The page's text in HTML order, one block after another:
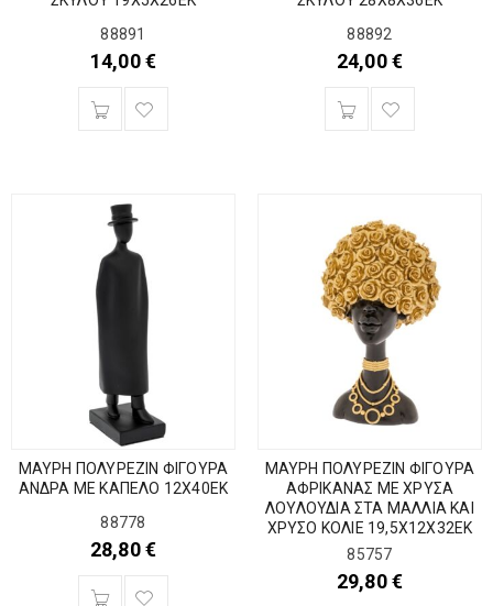
88891
14,00€
88892
24,00€
ΜΑΥΡΗ ΠΟΛΥΡΕΖΙΝ ΦΙΓΟΥΡΑ
ΑΝΔΡΑ ΜΕ ΚΑΠΕΛΟ 12Χ40ΕΚ
88778
28,80€
ΜΑΥΡΗ ΠΟΛΥΡΕΖΙΝ ΦΙΓΟΥΡΑ
ΑΦΡΙΚΑΝΑΣ ΜΕ ΧΡΥΣΑ
ΛΟΥΛΟΥΔΙΑ ΣΤΑ ΜΑΛΛΙΑ ΚΑΙ
ΧΡΥΣΟ ΚΟΛΙΕ 19,5Χ12Χ32ΕΚ
85757
29,80€